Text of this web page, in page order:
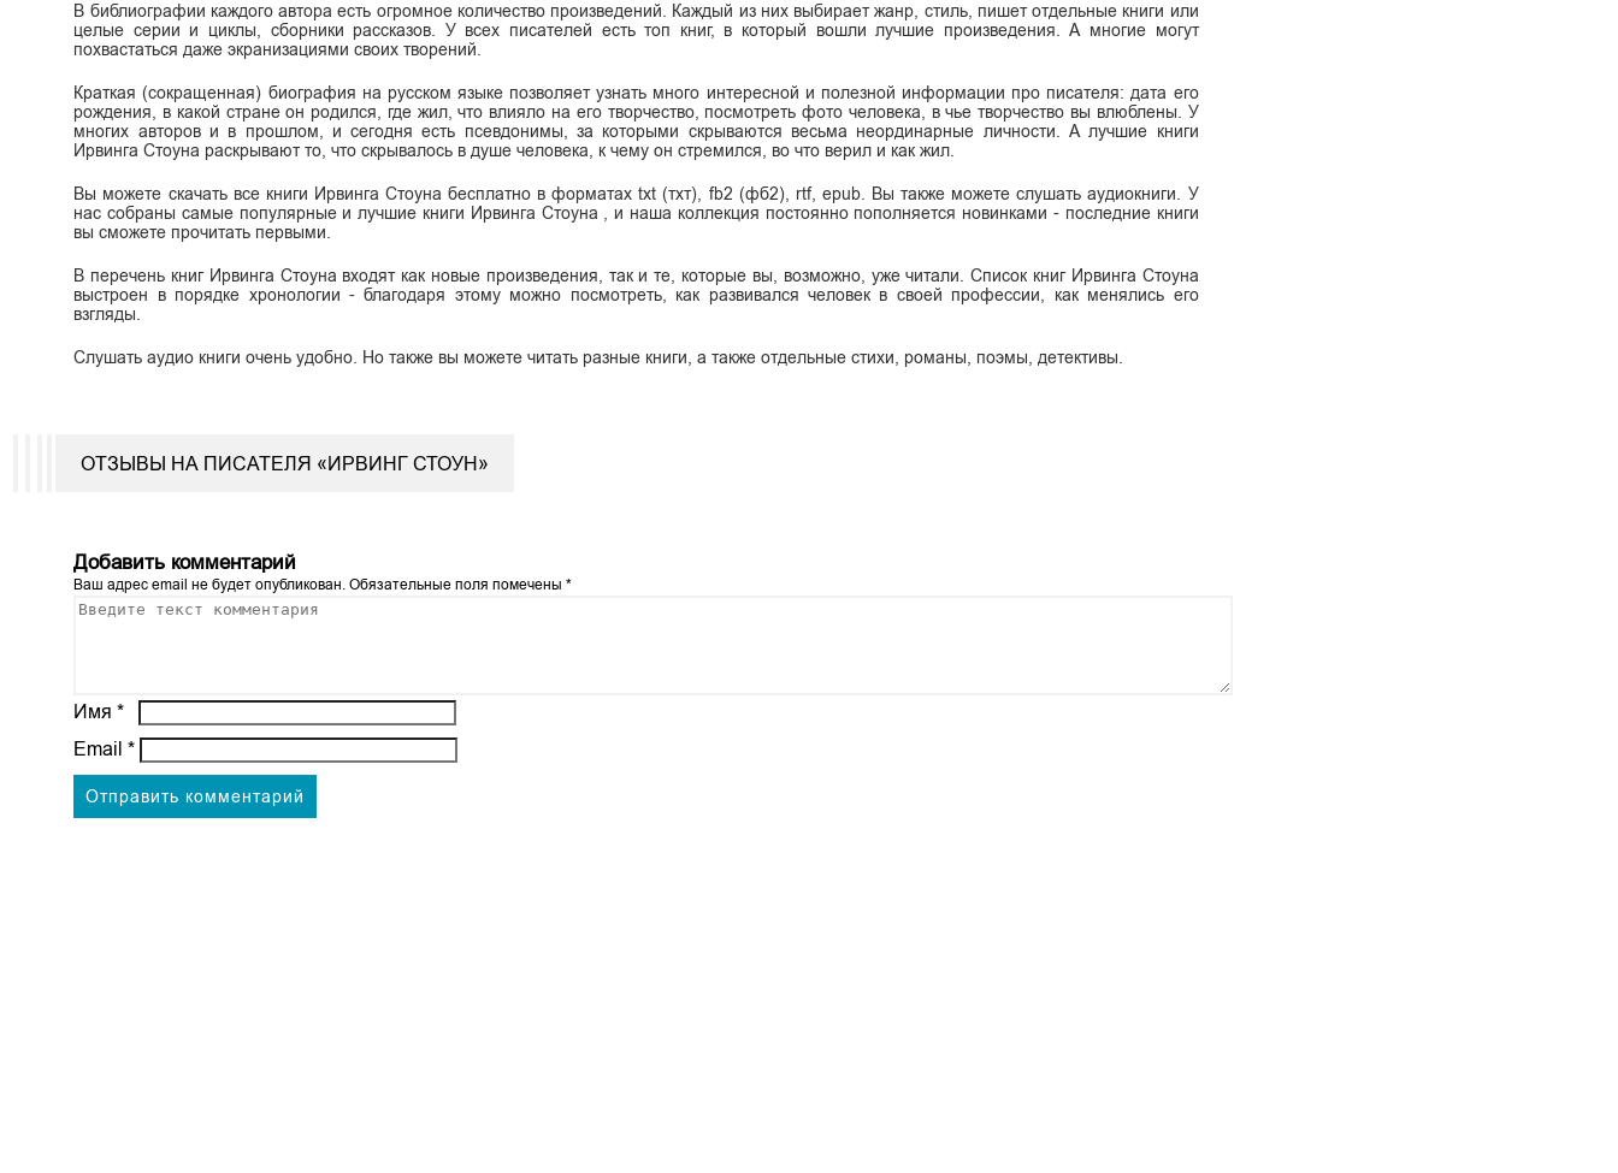
В библиографии каждого автора есть огромное количество произведений. Каждый из них выбирает жанр, стиль, пишет отдельные книги или
целые серии и циклы, сборники рассказов. У всех писателей есть топ книг, в который вошли лучшие произведения. А многие могут
похвастаться даже экранизациями своих творений.
Краткая (сокращенная) биография на русском языке позволяет узнать много интересной и полезной информации про писателя: дата его
рождения, в какой стране он родился, где жил, что влияло на его творчество, посмотреть фото человека, в чье творчество вы влюблены. У
многих авторов и в прошлом, и сегодня есть псевдонимы, за которыми скрываются весьма неординарные личности. А лучшие книги
Ирвинга Стоуна раскрывают то, что скрывалось в душе человека, к чему он стремился, во что верил и как жил.
Вы можете скачать все книги Ирвинга Стоуна бесплатно в форматах txt (тхт), fb2 (фб2), rtf, epub. Вы также можете слушать аудиокниги. У
нас собраны самые популярные и лучшие книги Ирвинга Стоуна , и наша коллекция постоянно пополняется новинками - последние книги
вы сможете прочитать первыми.
В перечень книг Ирвинга Стоуна входят как новые произведения, так и те, которые вы, возможно, уже читали. Список книг Ирвинга Стоуна
выстроен в порядке хронологии - благодаря этому можно посмотреть, как развивался человек в своей профессии, как менялись его
взгляды.
Слушать аудио книги очень удобно. Но также вы можете читать разные книги, а также отдельные стихи, романы, поэмы, детективы.
ОТЗЫВЫ НА ПИСАТЕЛЯ «ИРВИНГ СТОУН»
Добавить комментарий
Ваш адрес email не будет опубликован. Обязательные поля помечены*
Имя*
Email*